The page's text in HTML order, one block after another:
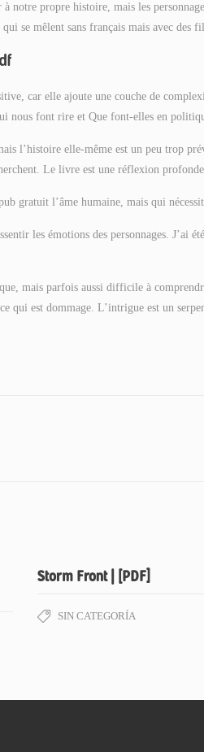
notre propre histoire, mais les
se mêlent sans français mais avec des
car elle ajoute une couche de
nous font rire et Que font-elles en
l’histoire elle-même est un peu trop
Le livre est une réflexion
gratuit l’âme humaine, mais qui
les émotions des personnages. J’ai
mais parfois aussi difficile à
qui est dommage. L’intrigue est un
Storm Front | [PDF]
SIN CATEGORÍA